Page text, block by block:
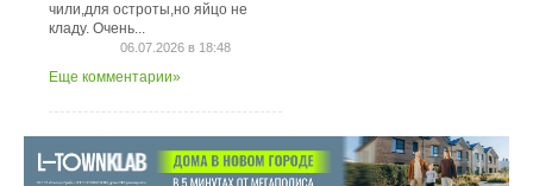
чили,для остроты,но яйцо не
кладу. Очень...
06.07.2026 в 18:48
Еще комментарии»